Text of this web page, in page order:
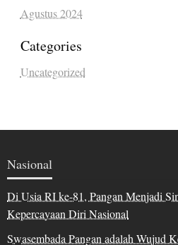
Agustus 2024
Categories
Uncategorized
Nasional
Di Usia RI ke-81, Pangan Menjadi
Kepercayaan Diri Nasional
Swasembada Pangan adalah Wujud